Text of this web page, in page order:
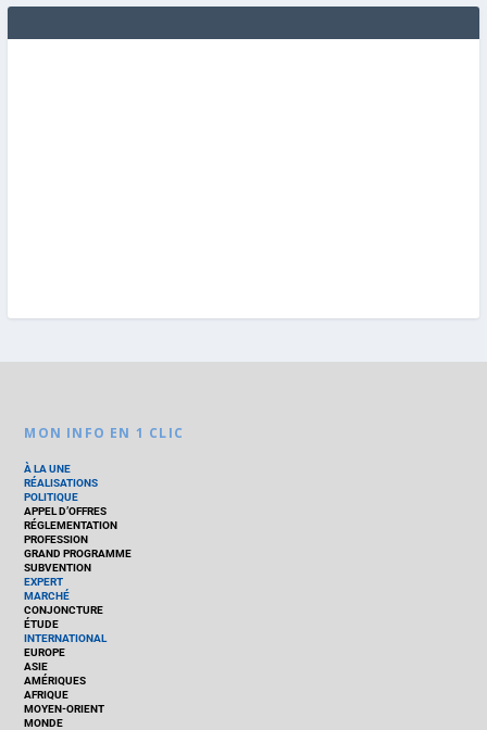
MON INFO EN 1 CLIC
À LA UNE
RÉALISATIONS
POLITIQUE
APPEL D’OFFRES
RÉGLEMENTATION
PROFESSION
GRAND PROGRAMME
SUBVENTION
EXPERT
MARCHÉ
CONJONCTURE
ÉTUDE
INTERNATIONAL
EUROPE
ASIE
AMÉRIQUES
AFRIQUE
MOYEN-ORIENT
MONDE